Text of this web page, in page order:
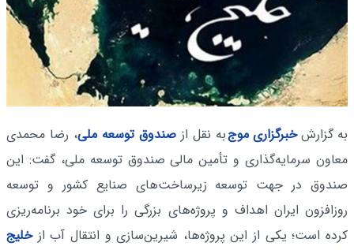
به گزارشخبرگزاری موجبه نقل از‬ صندوق توسعه ملی، رضا محمدی‬
معاون سرمایه‌گذاری و تأمین مالی صندوق توسعه ملی، ‌گفت: این
صندوق در ‌جهت توسعه زیرساخت‌های صنایع کشور و توسعه
روزافزون ایران اهداف و پروژه‌های بزرگی را برای خود برنامه‌ریزی
کرده است؛ ‌یکی از این پروژه‌ها، شیرین‌سازی و ‌انتقال آب ازخلیج